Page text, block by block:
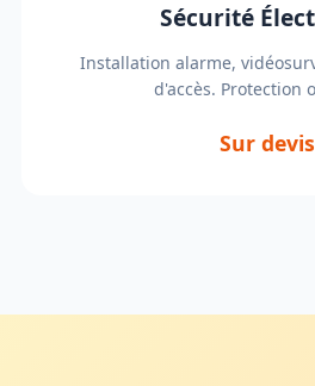
Sécurité
Installation alarme,
d'accès. Protection
Sur devis